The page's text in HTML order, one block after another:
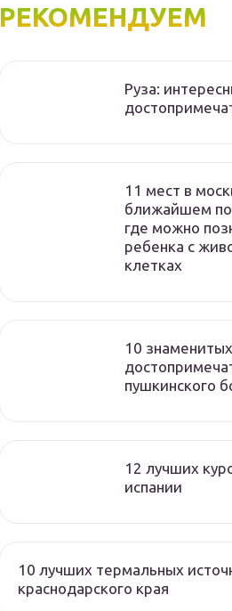
РЕКОМЕНДУЕМ
Руза:
11 мест в
ближайшем
где можно
ребенка с
клетках
10 знаменитых
пушкинского
12 лучших
испании
10 лучших термальных
краснодарского края